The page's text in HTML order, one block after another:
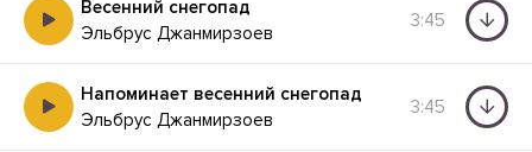
Весенний снегопад
Эльбрус Джанмирзоев
3:45
Напоминает весенний снегопад
Эльбрус Джанмирзоев
3:45